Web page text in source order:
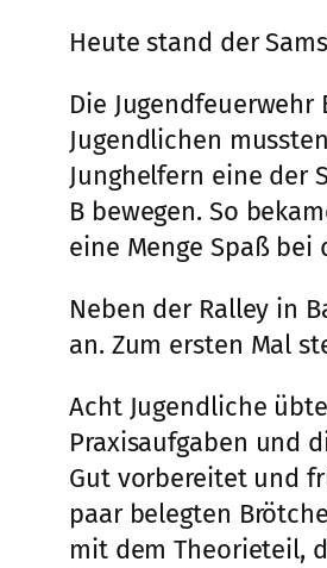
Heute stand der
Die
Jugendlichen
Junghelfern eine der
B bewegen. So
eine Menge Spaß
Neben der Ralley in
an. Zum ersten Mal
Acht Jugendliche
Praxisaufgaben und
Gut vorbereitet und
paar belegten
mit dem Theorieteil,